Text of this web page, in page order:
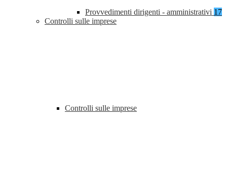
Provvedimenti dirigenti - amministrativi 17
Controlli sulle imprese
Controlli sulle imprese